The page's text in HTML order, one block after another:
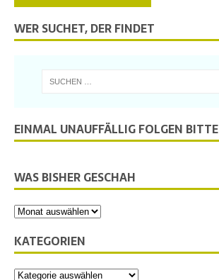
WER SUCHET, DER FINDET
EINMAL UNAUFFÄLLIG FOLGEN BITTE
WAS BISHER GESCHAH
KATEGORIEN